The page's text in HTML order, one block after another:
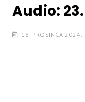
Audio:
18. PROSINCA 2024.